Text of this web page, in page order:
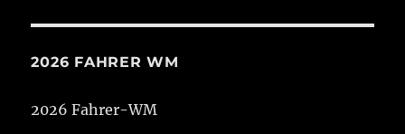
2026 FAHRER WM
2026 Fahrer-WM